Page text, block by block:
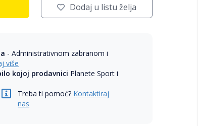
Dodaj u listu želja
- Administrativnom zabranom i
više
kojoj prodavnici Planete Sport i
Treba ti pomoć? Kontaktiraj
nas